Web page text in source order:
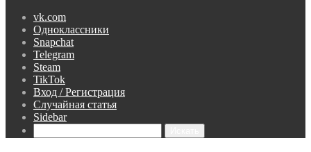
vk.com
Одноклассники
Snapchat
Telegram
Steam
TikTok
Вход / Регистрация
Случайная статья
Sidebar